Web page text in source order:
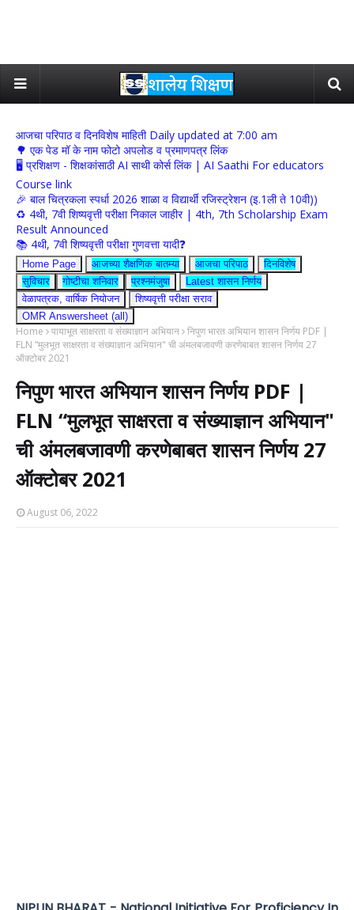
आजचा परिपाठ व दिनविशेष माहिती Daily updated at 7:00 am
🌳 एक पेड मॉ के नाम फोटो अपलोड व प्रमाणपत्र लिंक
🖥 प्रशिक्षण - शिक्षकांसाठी AI साथी कोर्स लिंक | AI Saathi For educators
Course link
🎉 बाल चित्रकला स्पर्धा 2026 शाळा व विद्यार्थी रजिस्ट्रेशन (इ.1ली ते 10वी))
♻️ 4थी, 7वी शिष्यवृत्ती परीक्षा निकाल जाहीर | 4th, 7th Scholarship Exam
Result Announced
📚 4थी, 7वी शिष्यवृत्ती परीक्षा गुणवत्ता यादी❓
Home Page आजच्या शैक्षणिक बातम्या आजचा परिपाठ
दिनविशेष
सुविचार
गोष्टीचा शनिवार प्रश्नमंजुषा
Latest शासन निर्णय
वेळापत्रक, वार्षिक नियोजन
शिष्यवृत्ती परीक्षा सराव
OMR Answersheet (all)
Home पायाभूत साक्षरता व संख्याज्ञान अभियान निपुण भारत अभियान शासन निर्णय PDF |
FLN “मुलभूत साक्षरता व संख्याज्ञान अभियान" ची अंमलबजावणी करणेबाबत शासन निर्णय 27
ऑक्टोबर 2021
निपुण भारत अभियान शासन निर्णय PDF |
FLN “मुलभूत साक्षरता व संख्याज्ञान अभियान"
ची अंमलबजावणी करणेबाबत शासन निर्णय 27
ऑक्टोबर 2021
August 06, 2022